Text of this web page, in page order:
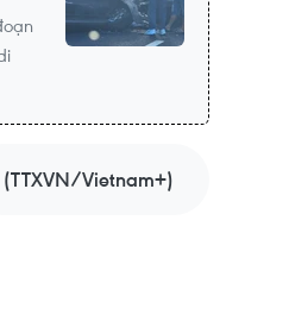
(TTXVN/Vietnam+)